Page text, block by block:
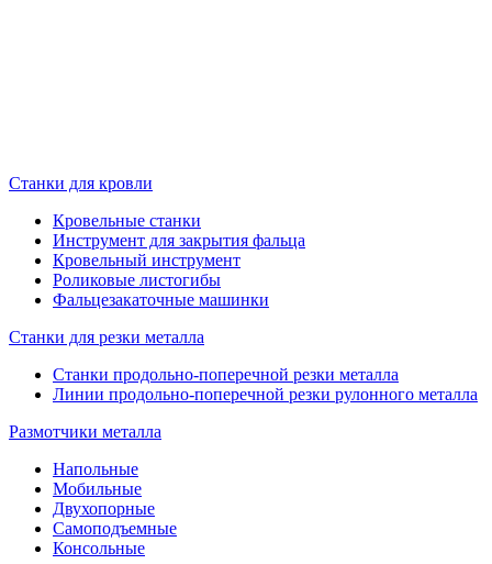
Станки для кровли
Кровельные станки
Инструмент для закрытия фальца
Кровельный инструмент
Роликовые листогибы
Фальцезакаточные машинки
Станки для резки металла
Станки продольно-поперечной резки металла
Линии продольно-поперечной резки рулонного металла
Размотчики металла
Напольные
Мобильные
Двухопорные
Самоподъемные
Консольные